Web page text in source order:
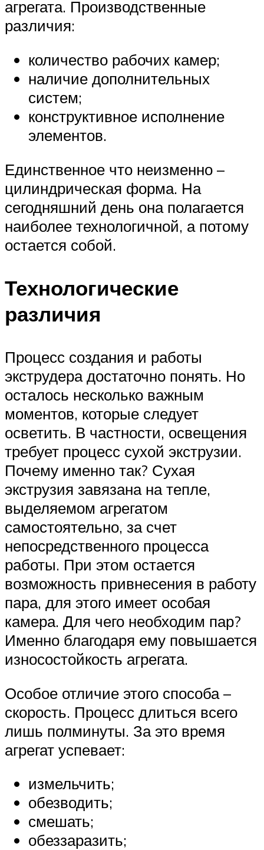
агрегата. Производственные
различия:
количество рабочих камер;
наличие дополнительных
систем;
конструктивное исполнение
элементов.
Единственное что неизменно –
цилиндрическая форма. На
сегодняшний день она полагается
наиболее технологичной, а потому
остается собой.
Технологические
различия
Процесс создания и работы
экструдера достаточно понять. Но
осталось несколько важным
моментов, которые следует
осветить. В частности, освещения
требует процесс сухой экструзии.
Почему именно так? Сухая
экструзия завязана на тепле,
выделяемом агрегатом
самостоятельно, за счет
непосредственного процесса
работы. При этом остается
возможность привнесения в работу
пара, для этого имеет особая
камера. Для чего необходим пар?
Именно благодаря ему повышается
износостойкость агрегата.
Особое отличие этого способа –
скорость. Процесс длиться всего
лишь полминуты. За это время
агрегат успевает:
измельчить;
обезводить;
смешать;
обеззаразить;